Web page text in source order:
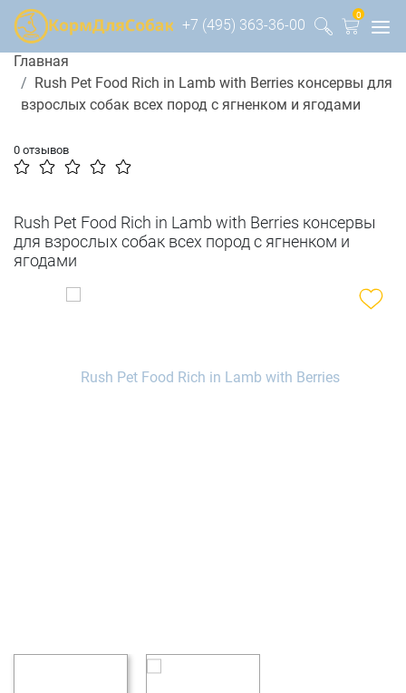
+7 (495) 363-36-00
0
Главная
Rush Pet Food Rich in Lamb with Berries консервы для
взрослых собак всех пород с ягненком и ягодами
0 отзывов
Rush Pet Food Rich in Lamb with Berries консервы
для взрослых собак всех пород с ягненком и
ягодами